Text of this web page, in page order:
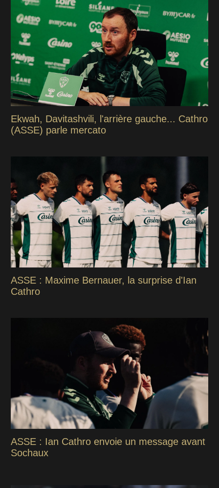
Ekwah, Davitashvili, l'arrière gauche... Cathro
(ASSE) parle mercato
ASSE : Maxime Bernauer, la surprise d'Ian
Cathro
ASSE : Ian Cathro envoie un message avant
Sochaux